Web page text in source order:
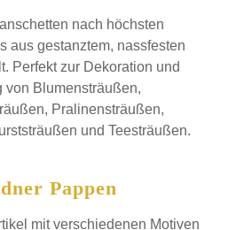
nach höchsten
aus gestanztem, nassfesten
Perfekt zur Dekoration und
von Blumensträußen,
Pralinensträußen,
und Teesträußen.
Pappen
mit verschiedenen Motiven